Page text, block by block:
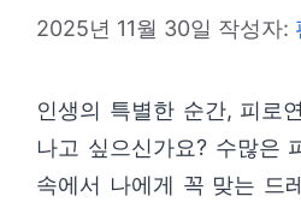
2025년 11월 30일 작성자:
인생의 특별한 순간, 피로
나고 싶으신가요? 수많은
속에서 나에게 꼭 맞는 드